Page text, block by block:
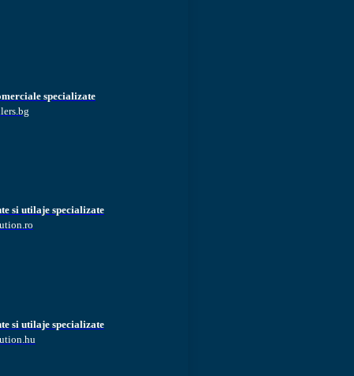
specializate
si utilaje specializate
si utilaje specializate